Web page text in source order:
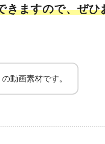
きますので、ぜひ
動画素材です。